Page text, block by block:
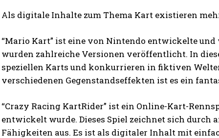
Als digitale Inhalte zum Thema Kart existieren
“Mario Kart” ist eine von Nintendo entwickelte und
wurden zahlreiche Versionen veröffentlicht. In
speziellen Karts und konkurrieren in fiktiven
verschiedenen Gegenstandseffekten ist es ein
“Crazy Racing KartRider” ist ein Online-Kart-
entwickelt wurde. Dieses Spiel zeichnet sich durch
Fähigkeiten aus. Es ist als digitaler Inhalt mit